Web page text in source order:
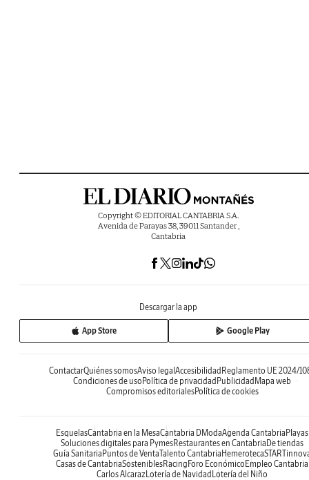
Copyright © EDITORIAL CANTABRIA S.A.
Avenida de Parayas 38, 39011 Santander ,
Cantabria
Descargar la app
App Store Google Play
ContactarQuiénes somosAviso legalAccesibilidadReglamento UE 2024/
Condiciones de usoPolítica de privacidadPublicidadMapa web
Compromisos editorialesPolítica de cookies
EsquelasCantabria en la MesaCantabria DModaAgenda CantabriaPlayas
Soluciones digitales para PymesRestaurantes en CantabriaDe tiendas
Guía SanitariaPuntos de VentaTalento CantabriaHemeroteca
Casas de CantabriaSosteniblesRacingForo EconómicoEmpleo Cantabria
Carlos AlcarazLotería de NavidadLotería del Niño